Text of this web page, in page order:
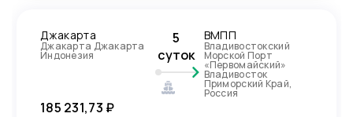
Джакарта
Джакарта Джакарта
Индонезия
5
суток
ВМПП
Владивостокский
Морской Порт
«Первомайский»
Владивосток
Приморский Край,
Россия
185 231,73 ₽